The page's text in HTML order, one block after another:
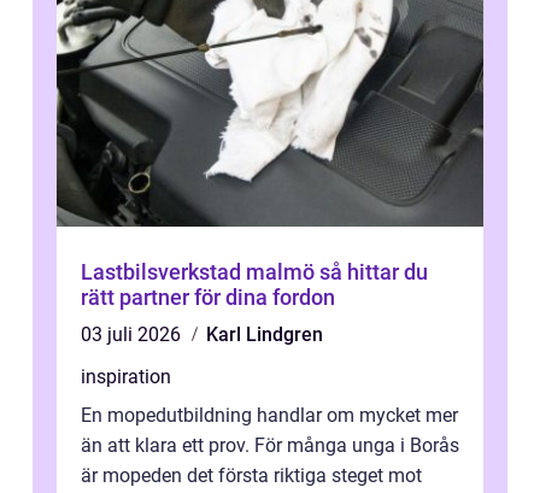
Lastbilsverkstad malmö så hittar du
rätt partner för dina fordon
03 juli 2026
Karl Lindgren
inspiration
En mopedutbildning handlar om mycket mer
än att klara ett prov. För många unga i Borås
är mopeden det första riktiga steget mot